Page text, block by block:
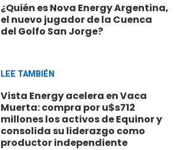
¿Quién es Nova Energy Argentina,
el nuevo jugador de la Cuenca
del Golfo San Jorge?
LEE TAMBIÉN
Vista Energy acelera en Vaca
Muerta: compra por u$s712
millones los activos de Equinor y
consolida su liderazgo como
productor independiente